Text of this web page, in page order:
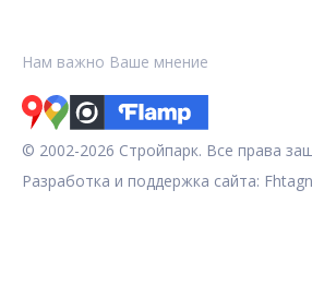
Нам важно Ваше мнение
© 2002-2026 Стройпарк. Все права
Разработка и поддержка сайта: